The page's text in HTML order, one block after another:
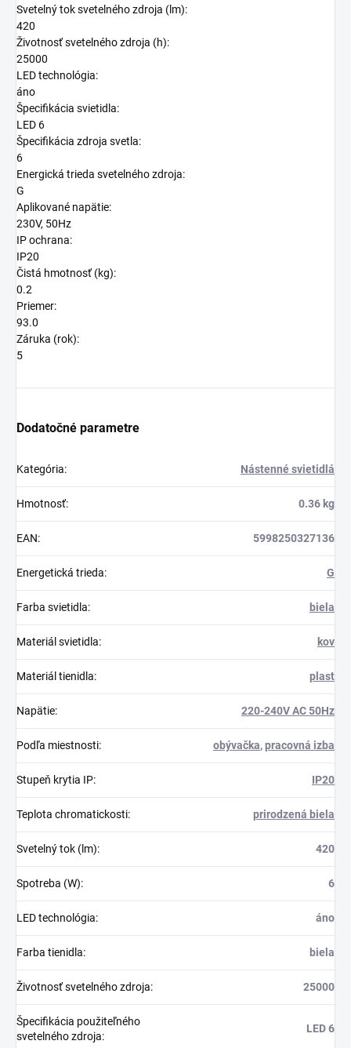
Svetelný tok svetelného zdroja (lm):
420
Životnosť svetelného zdroja (h):
25000
LED technológia:
áno
Špecifikácia svietidla:
LED 6
Špecifikácia zdroja svetla:
6
Energická trieda svetelného zdroja:
G
Aplikované napätie:
230V, 50Hz
IP ochrana:
IP20
Čistá hmotnosť (kg):
0.2
Priemer:
93.0
Záruka (rok):
5
Dodatočné parametre
Kategória: Nástenné svietidlá
Hmotnosť: 0.36 kg
EAN: 5998250327136
Energetická trieda: G
Farba svietidla: biela
Materiál svietidla: kov
Materiál tienidla: plast
Napätie: 220-240V AC 50Hz
Podľa miestnosti: obývačka,pracovná izba
Stupeň krytia IP: IP20
Teplota chromatickosti: prirodzená biela
Svetelný tok (lm): 420
Spotreba (W): 6
LED technológia: áno
Farba tienidla: biela
Životnosť svetelného zdroja: 25000
Špecifikácia použiteľného
svetelného zdroja:
LED 6